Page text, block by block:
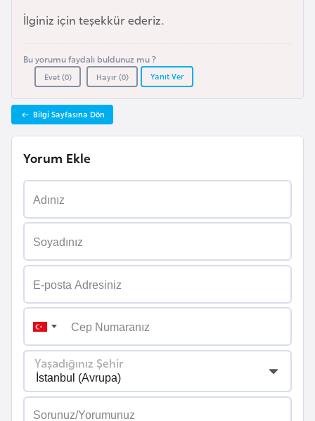
İlginiz için teşekkür ederiz.
Bu yorumu faydalı buldunuz mu ?
Evet (0) Hayır (0) Yanıt Ver
Bilgi Sayfasına Dön
Yorum Ekle
Yaşadığınız Şehir
ş
B
l
a
r
u
s
B
l
k
e